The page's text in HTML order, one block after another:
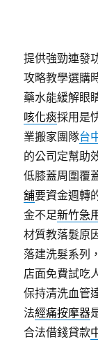
提供強勁連發
攻略教學選購
藥水能緩解眼
咳化痰採用是
業搬家團隊台
的公司定幫助
低膝蓋周圍覆
舖要資金週轉
金不足新竹急
材質教落髮原
落建洗髮系列
店面免費試吃
保持清洗血管
法經痛按摩器
合法借錢貸款